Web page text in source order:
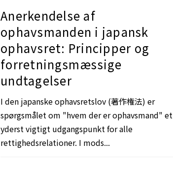
Anerkendelse af
ophavsmanden i japansk
ophavsret: Principper og
forretningsmæssige
undtagelser
I den japanske ophavsretslov (著作権法) er
spørgsmålet om "hvem der er ophavsmand" et
yderst vigtigt udgangspunkt for alle
rettighedsrelationer. I mods...